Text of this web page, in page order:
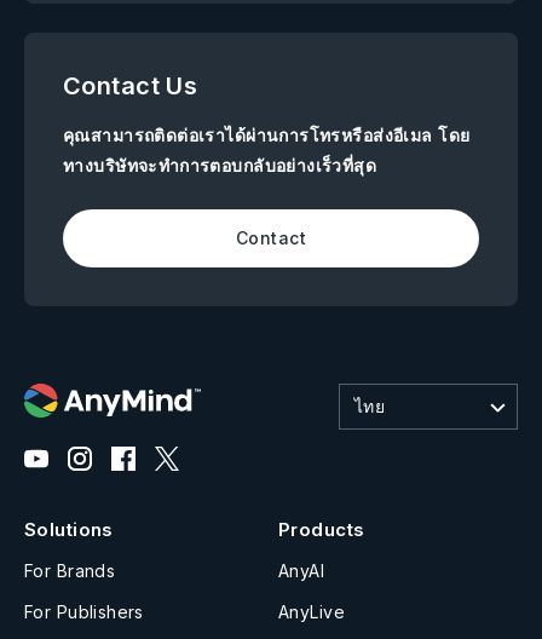
Contact Us
คุณสามารถติดต่อเราได้ผ่านการโทรหรือส่งอีเมล โดย
ทางบริษัทจะทำการตอบกลับอย่างเร็วที่สุด
Contact
ไทย
Solutions
For Brands
For Publishers
Products
AnyAI
AnyLive